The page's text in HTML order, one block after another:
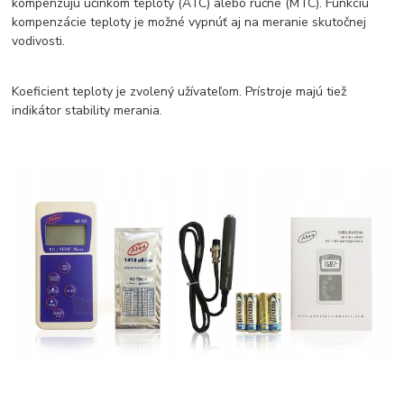
kompenzujú účinkom teploty (ATC) alebo ručne (MTC). Funkciu
kompenzácie teploty je možné vypnúť aj na meranie skutočnej
vodivosti.
Koeficient teploty je zvolený užívateľom. Prístroje majú tiež
indikátor stability merania.